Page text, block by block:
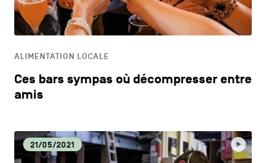
ALIMENTATION LOCALE
Ces bars sympas où décompresser entre
amis
21/05/2021